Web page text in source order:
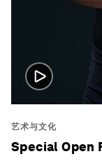
艺术与文化
Special Open